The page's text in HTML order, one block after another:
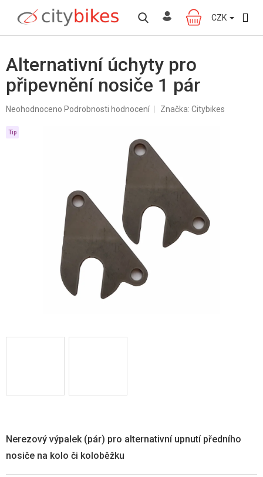
obsah
NÁKUPNÍ
KOŠÍK
CZK
Alternativní úchyty pro
připevnění nosiče 1 pár
Průměrné
produktu
Neohodnoceno Podrobnosti hodnocení Značka: Citybikes
Tip
Nerezový výpalek (pár) pro alternativní upnutí předního
nosiče na kolo či koloběžku